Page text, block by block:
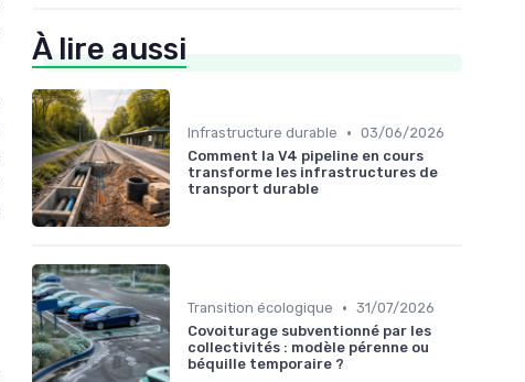
À lire aussi
Infrastructure durable • 03/06/2026
Comment la V4 pipeline en cours
transforme les infrastructures de
transport durable
Transition écologique • 31/07/2026
Covoiturage subventionné par les
collectivités : modèle pérenne ou
béquille temporaire ?